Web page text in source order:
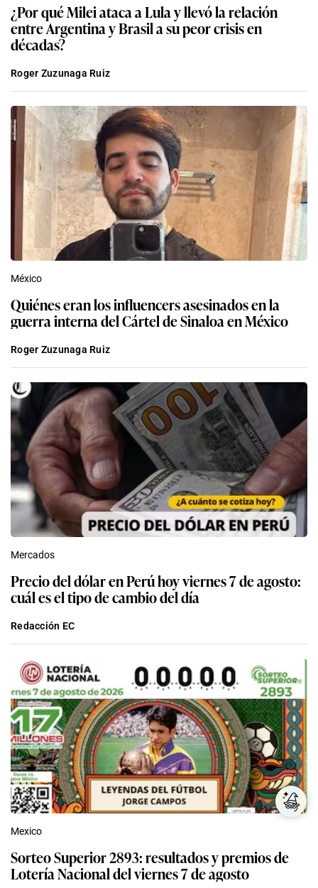
¿Por qué Milei ataca a Lula y llevó la relación
entre Argentina y Brasil a su peor crisis en
décadas?
Roger Zuzunaga Ruiz
México
Quiénes eran los influencers asesinados en la
guerra interna del Cártel de Sinaloa en México
Roger Zuzunaga Ruiz
Mercados
Precio del dólar en Perú hoy viernes 7 de agosto:
cuál es el tipo de cambio del día
Redacción EC
Mexico
Sorteo Superior 2893: resultados y premios de
Lotería Nacional del viernes 7 de agosto